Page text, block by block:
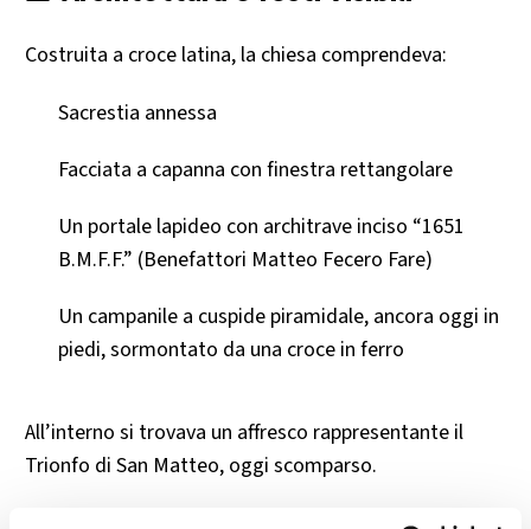
Costruita a croce latina, la chiesa comprendeva:
Sacrestia annessa
Facciata a capanna con finestra rettangolare
Un portale lapideo con architrave inciso “1651
B.M.F.F.” (Benefattori Matteo Fecero Fare)
Un campanile a cuspide piramidale, ancora oggi in
piedi, sormontato da una croce in ferro
All’interno si trovava un affresco rappresentante il
Trionfo di San Matteo, oggi scomparso.